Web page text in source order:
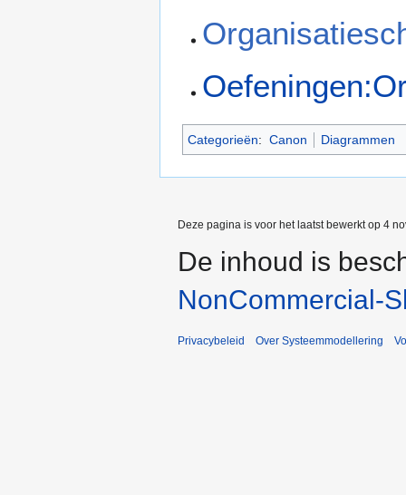
Categorieën: Canon Diagrammen
Deze pagina is voor het laatst bewerkt op 4
De inhoud is
NonCommercial-
Privacybeleid Over Systeemmodellering